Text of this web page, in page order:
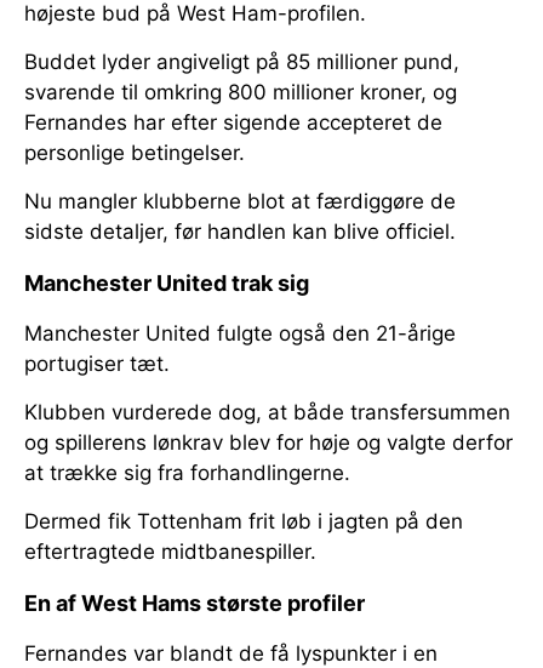
højeste bud på West Ham-profilen.
Buddet lyder angiveligt på 85 millioner pund,
svarende til omkring 800 millioner kroner, og
Fernandes har efter sigende accepteret de
personlige betingelser.
Nu mangler klubberne blot at færdiggøre de
sidste detaljer, før handlen kan blive officiel.
Manchester United trak sig
Manchester United fulgte også den 21-årige
portugiser tæt.
Klubben vurderede dog, at både transfersummen
og spillerens lønkrav blev for høje og valgte derfor
at trække sig fra forhandlingerne.
Dermed fik Tottenham frit løb i jagten på den
eftertragtede midtbanespiller.
En af West Hams største profiler
Fernandes var blandt de få lyspunkter i en